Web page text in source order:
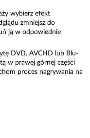
wybierz efekt
zmniejsz do
ją w odpowiednie
DVD, AVCHD lub Blu-
w prawej górnej części
proces nagrywania na